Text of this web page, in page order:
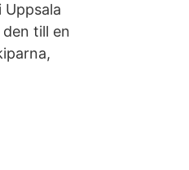
till en